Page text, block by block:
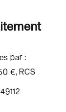
par :
€, RCS